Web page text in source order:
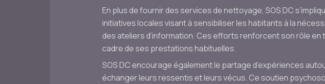
En plus de fournir des services de nettoyage, SOS DC
initiatives locales visant à sensibiliser les habitants à la
des ateliers d’information. Ces efforts renforcent son rôle
cadre de ses prestations habituelles.
SOS DC encourage également le partage d’expériences
échanger leurs ressentis et leurs vécus. Ce soutien